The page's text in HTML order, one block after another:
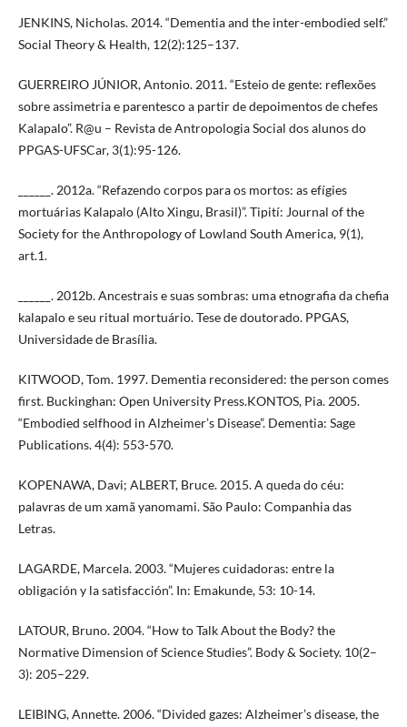
JENKINS, Nicholas. 2014. “Dementia and the inter-embodied self.”
Social Theory & Health, 12(2):125–137.
GUERREIRO JÚNIOR, Antonio. 2011. “Esteio de gente: reflexões
sobre assimetria e parentesco a partir de depoimentos de chefes
Kalapalo”. R@u – Revista de Antropologia Social dos alunos do
PPGAS-UFSCar, 3(1):95-126.
______. 2012a. “Refazendo corpos para os mortos: as efígies
mortuárias Kalapalo (Alto Xingu, Brasil)”. Tipití: Journal of the
Society for the Anthropology of Lowland South America, 9(1),
art.1.
______. 2012b. Ancestrais e suas sombras: uma etnografia da chefia
kalapalo e seu ritual mortuário. Tese de doutorado. PPGAS,
Universidade de Brasília.
KITWOOD, Tom. 1997. Dementia reconsidered: the person comes
first. Buckinghan: Open University Press.KONTOS, Pia. 2005.
“Embodied selfhood in Alzheimer’s Disease”. Dementia: Sage
Publications. 4(4): 553-570.
KOPENAWA, Davi; ALBERT, Bruce. 2015. A queda do céu:
palavras de um xamã yanomami. São Paulo: Companhia das
Letras.
LAGARDE, Marcela. 2003. “Mujeres cuidadoras: entre la
obligación y la satisfacción”. In: Emakunde, 53: 10-14.
LATOUR, Bruno. 2004. “How to Talk About the Body? the
Normative Dimension of Science Studies”. Body & Society. 10(2–
3): 205–229.
LEIBING, Annette. 2006. “Divided gazes: Alzheimer’s disease, the